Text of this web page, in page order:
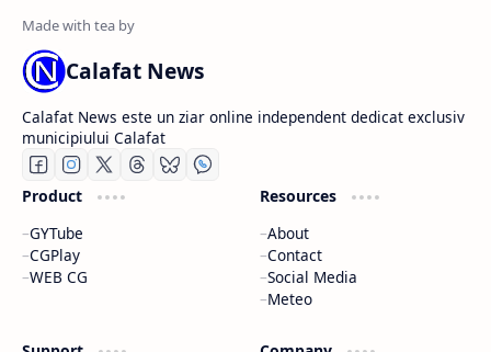
Calafat News
Calafat News este un ziar online independent dedicat exclusiv
municipiului Calafat
Product
GYTube
CGPlay
WEB CG
Resources
About
Contact
Social Media
Meteo